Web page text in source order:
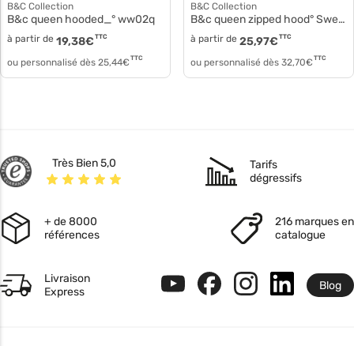
B&C Collection
B&c queen hooded_° ww02q
à partir de 19,38€ TTC
ou personnalisé dès 25,44€ TTC
B&C Collection
B&c queen zipped hood° Sweat à capuche ww03q
à partir de 25,97€ TTC
ou personnalisé dès 32,70€ TTC
Très Bien 5,0
Tarifs
dégressifs
+ de 8000
références
216 marques en
catalogue
Livraison
Express
Blog